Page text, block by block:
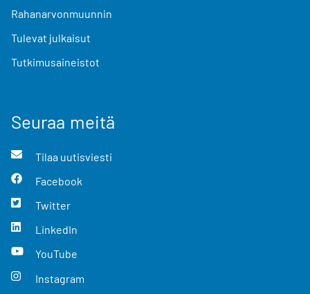
Rahanarvonmuunnin
Tulevat julkaisut
Tutkimusaineistot
Seuraa meitä
Tilaa uutisviesti
Facebook
Twitter
LinkedIn
YouTube
Instagram